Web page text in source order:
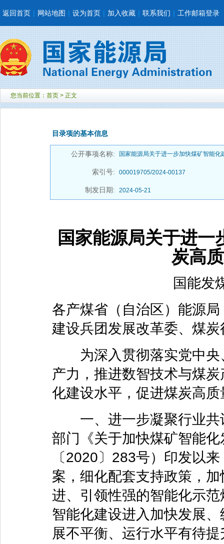
返回首页 | 网站地图 | 设为首页 | 加入收藏 | 联系我们 | 工作邮箱登录
您当前位置： 首页 > 正文
目录项的基本信息
公开事项名称: 国家能源局关于进一步加快煤矿智能
索引号: 000019705/2024-00137
制发日期: 2024-05-21
国家能源局关于进一
炭高
国能发
各产煤省（自治区）能源
建设兵团发展改革委、煤
为深入贯彻落实党中央
产力，推进数智技术与煤
化建设水平，促进煤炭高
一、进一步凝聚行业共
部门《关于加快煤矿智能
〔2020〕283号）印发以
案，细化配套支持政策，
进、引领性强的智能化示
智能化建设进入加快发展
展不平衡、运行水平有待